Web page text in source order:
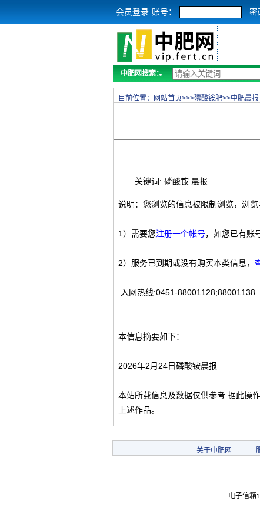
会员登录 账号： 密
中肥网搜索：
目前位置： 网站首页>>>磷酸铵肥>>中肥晨报
关键词: 磷酸铵 晨报
说明：您浏览的信息被限制浏览，浏览
1）需要您注册一个帐号，如您已有账
2）服务已到期或没有购买本类信息，
入网热线:0451-88001128;88001138
本信息摘要如下：
2026年2月24日磷酸铵晨报
本站所载信息及数据仅供参考 据此操
上述作品。
关于中肥网 -
电子信箱